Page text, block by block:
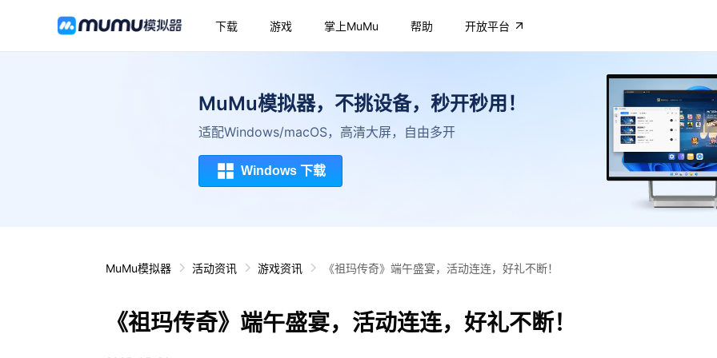
下载 游戏 掌上MuMu 帮助 开放平台
MuMu模拟器，不挑设备，秒开秒用！
适配Windows/macOS，高清大屏，自由多开
Windows 下载
MuMu模拟器 活动资讯 游戏资讯 《祖玛传奇》端午盛宴，活动连连，好礼不断！
《祖玛传奇》端午盛宴，活动连连，好礼不断！